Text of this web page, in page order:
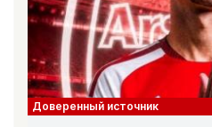
Доверенный источник